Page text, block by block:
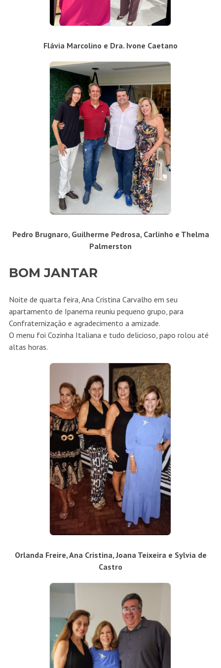
Flávia Marcolino e Dra. Ivone Caetano
Pedro Brugnaro, Guilherme Pedrosa, Carlinho e Thelma
Palmerston
BOM JANTAR
Noite de quarta feira, Ana Cristina Carvalho em seu
apartamento de Ipanema reuniu pequeno grupo, para
Confraternização e agradecimento a amizade.
O menu foi Cozinha Italiana e tudo delicioso, papo rolou até
altas horas.
Orlanda Freire, Ana Cristina, Joana Teixeira e Sylvia de
Castro